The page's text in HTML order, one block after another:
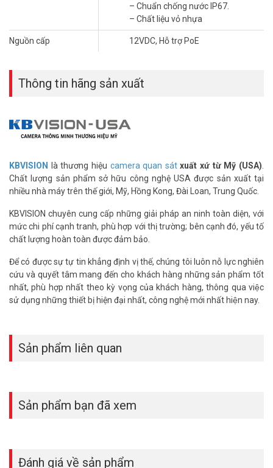
– Chuẩn chống nước IP67.
– Chất liệu vỏ nhựa
Nguồn cấp 12VDC, Hỗ trợ PoE
Thông tin hãng sản xuất
KBVISION là thương hiệu camera quan sát xuất xứ từ Mỹ (USA)
Chất lượng sản phẩm sở hữu công nghệ USA được sản xuất tại
nhiều nhà máy trên thế giới, Mỹ, Hồng Kong, Đài Loan, Trung Quốc.
KBVISION chuyên cung cấp những giải pháp an ninh toàn diện, với
mức chi phí cạnh tranh, phù hợp với thị trường; bên cạnh đó, yếu tố
chất lượng hoàn toàn được đảm bảo.
Để có được sự tự tin khẳng định vị thế, chúng tôi luôn nỗ lực nghiên
cứu và quyết tâm mang đến cho khách hàng những sản phẩm tốt
nhất, phù hợp nhất theo kỳ vọng của khách hàng, thông qua việc
sử dụng những thiết bị hiện đại nhất, công nghệ mới nhất hiện nay.
Sản phẩm liên quan
Sản phẩm bạn đã xem
Đánh giá về sản phẩm